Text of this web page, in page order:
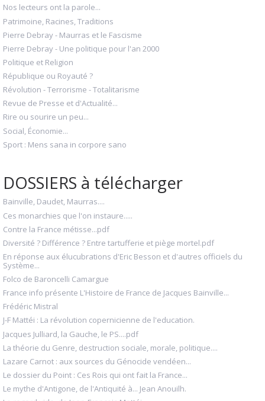
Nos lecteurs ont la parole...
Patrimoine, Racines, Traditions
Pierre Debray - Maurras et le Fascisme
Pierre Debray - Une politique pour l'an 2000
Politique et Religion
République ou Royauté ?
Révolution - Terrorisme - Totalitarisme
Revue de Presse et d'Actualité...
Rire ou sourire un peu...
Social, Économie...
Sport : Mens sana in corpore sano
DOSSIERS à télécharger
Bainville, Daudet, Maurras....
Ces monarchies que l'on instaure.....
Contre la France métisse...pdf
Diversité ? Différence ? Entre tartufferie et piège mortel.pdf
En réponse aux élucubrations d'Eric Besson et d'autres officiels du
Système...
Folco de Baroncelli Camargue
France info présente L'Histoire de France de Jacques Bainville...
Frédéric Mistral
J-F Mattéi : La révolution copernicienne de l'education.
Jacques Julliard, la Gauche, le PS....pdf
La théorie du Genre, destruction sociale, morale, politique....
Lazare Carnot : aux sources du Génocide vendéen...
Le dossier du Point : Ces Rois qui ont fait la France...
Le mythe d'Antigone, de l'Antiquité à... Jean Anouilh.